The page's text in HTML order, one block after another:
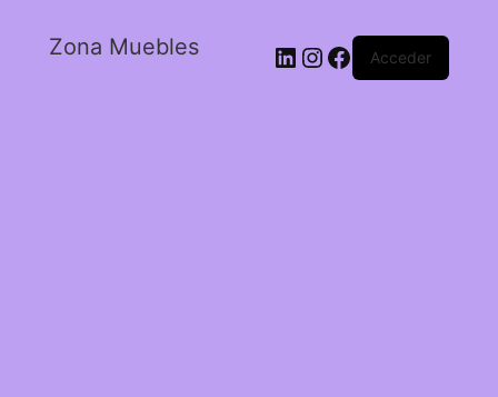
Zona Muebles Acceder